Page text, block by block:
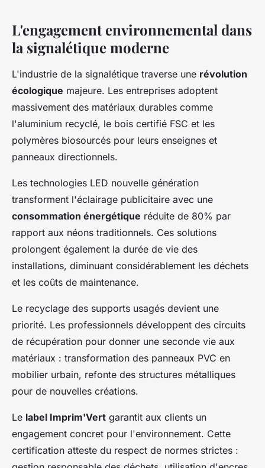
L'engagement environnemental dans
la signalétique moderne
L'industrie de la signalétique traverse une révolution
écologique majeure. Les entreprises adoptent
massivement des matériaux durables comme
l'aluminium recyclé, le bois certifié FSC et les
polymères biosourcés pour leurs enseignes et
panneaux directionnels.
Les technologies LED nouvelle génération
transforment l'éclairage publicitaire avec une
consommation énergétique réduite de 80% par
rapport aux néons traditionnels. Ces solutions
prolongent également la durée de vie des
installations, diminuant considérablement les déchets
et les coûts de maintenance.
Le recyclage des supports usagés devient une
priorité. Les professionnels développent des circuits
de récupération pour donner une seconde vie aux
matériaux : transformation des panneaux PVC en
mobilier urbain, refonte des structures métalliques
pour de nouvelles créations.
Le label Imprim'Vert garantit aux clients un
engagement concret pour l'environnement. Cette
certification atteste du respect de normes strictes :